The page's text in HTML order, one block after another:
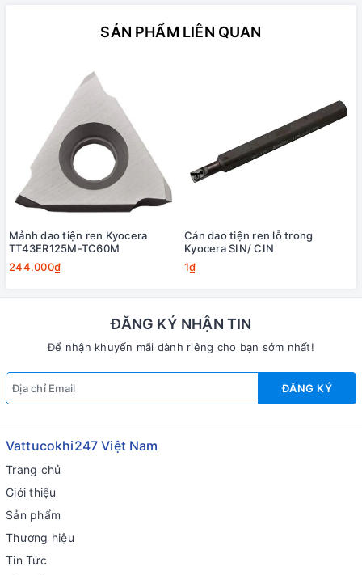
SẢN PHẨM LIÊN QUAN
Mảnh dao tiện ren Kyocera
TT43ER125M-TC60M
244.000₫
Cán dao tiện ren lỗ trong
Kyocera SIN/ CIN
1₫
ĐĂNG KÝ NHẬN TIN
Để nhận khuyến mãi dành riêng cho bạn sớm nhất!
ĐĂNG KÝ
Vattucokhi247 Việt Nam
Trang chủ
Giới thiệu
Sản phẩm
Thương hiệu
Tin Tức